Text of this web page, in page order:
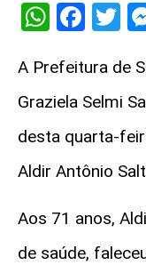
A Prefeitura de
Graziela Selmi
desta quarta-
Aldir Antônio
Aos 71 anos,
de saúde,